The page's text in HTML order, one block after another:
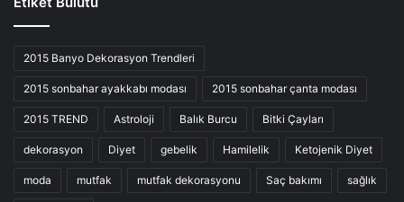
2015 Banyo Dekorasyon Trendleri
2015 sonbahar ayakkabı modası 2015 sonbahar çanta modası
2015 TREND Astroloji Balık Burcu Bitki Çayları
dekorasyon Diyet gebelik Hamilelik Ketojenik Diyet
moda mutfak mutfak dekorasyonu Saç bakımı sağlık